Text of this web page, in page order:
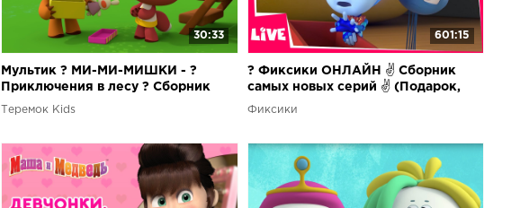
30:33
Мультик ? МИ-МИ-МИШКИ - ?
Приключения в лесу ? Сборник
серий ?
Теремок Kids
601:15
? Фиксики ОНЛАЙН ✌ Сборник
самых новых серий ✌ (Подарок,
Батут, Фоторедактор...)
Фиксики